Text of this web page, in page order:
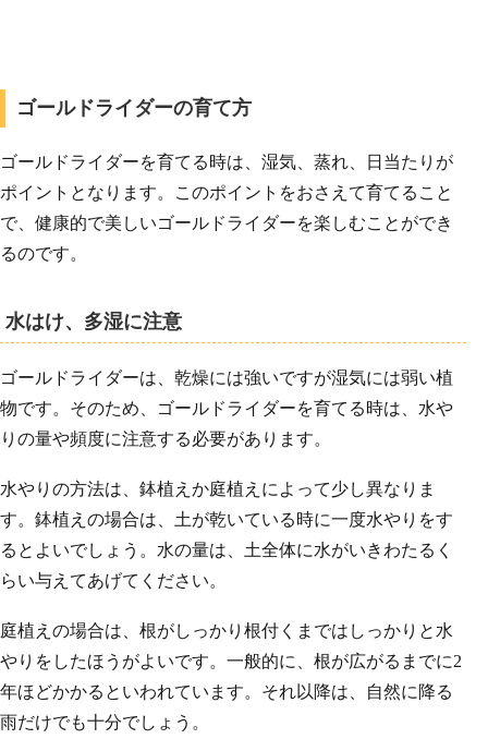
ゴールドライダーの育て方
ゴールドライダーを育てる時は、湿気、蒸れ、日当たりが
ポイントとなります。このポイントをおさえて育てること
で、健康的で美しいゴールドライダーを楽しむことができ
るのです。
水はけ、多湿に注意
ゴールドライダーは、乾燥には強いですが湿気には弱い植
物です。そのため、ゴールドライダーを育てる時は、水や
りの量や頻度に注意する必要があります。
水やりの方法は、鉢植えか庭植えによって少し異なりま
す。鉢植えの場合は、土が乾いている時に一度水やりをす
るとよいでしょう。水の量は、土全体に水がいきわたるく
らい与えてあげてください。
庭植えの場合は、根がしっかり根付くまではしっかりと水
やりをしたほうがよいです。一般的に、根が広がるまでに2
年ほどかかるといわれています。それ以降は、自然に降る
雨だけでも十分でしょう。